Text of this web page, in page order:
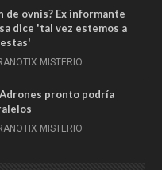
de ovnis? Ex informante
dice 'tal vez estemos a
MISTERIO
pronto podría
MISTERIO